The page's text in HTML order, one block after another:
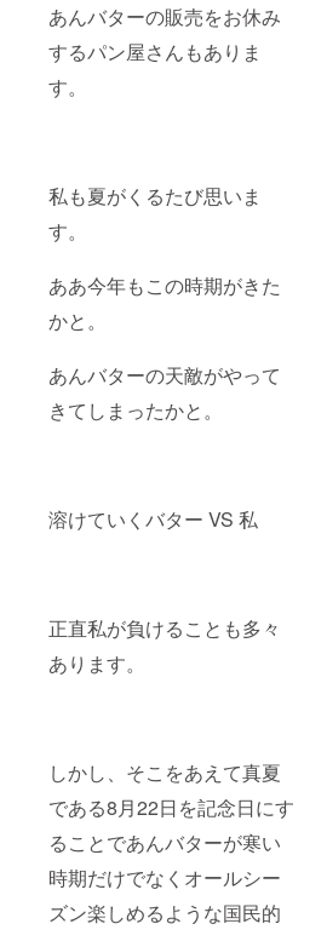
あんバターの販売をお休み
するパン屋さんもありま
す。
私も夏がくるたび思いま
す。
ああ今年もこの時期がきた
かと。
あんバターの天敵がやって
きてしまったかと。
溶けていくバター VS 私
正直私が負けることも多々
あります。
しかし、そこをあえて真夏
である8月22日を記念日にす
ることであんバターが寒い
時期だけでなくオールシー
ズン楽しめるような国民的